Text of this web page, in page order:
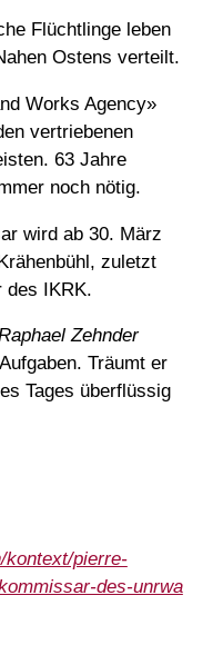
Flüchtlinge leben
Ostens verteilt.
Works Agency»
vertriebenen
63 Jahre
noch nötig.
wird ab 30. März
zuletzt
des IKRK.
Zehnder
Träumt er
Tages überflüssig
kontext/pierre-
des-unrwa